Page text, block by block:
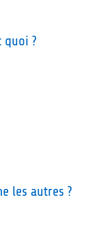
quoi ?
les autres ?